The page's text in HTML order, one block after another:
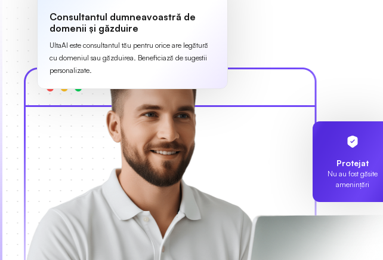
Consultantul dumneavoastră de
domenii și găzduire
UltaAI este consultantul tău pentru orice are legătură
cu domeniul sau găzduirea. Beneficiază de sugestii
personalizate.
Protejat
Nu au fost găsite
amenințări